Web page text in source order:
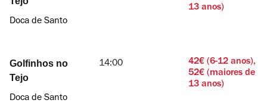
Doca de Santo
13 anos)
sexta,
7/08/2026
Golfinhos no
Tejo
Doca de Santo
14:00
42€ (6-12 anos),
52€ (maiores de
13 anos)